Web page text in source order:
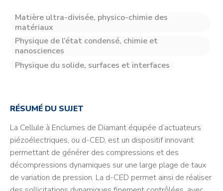
Matière ultra-divisée, physico-chimie des
matériaux
Physique de l’état condensé, chimie et
nanosciences
Physique du solide, surfaces et interfaces
RÉSUMÉ DU SUJET
La Cellule à Enclumes de Diamant équipée d’actuateurs
piézoélectriques, ou d-CED, est un dispositif innovant
permettant de générer des compressions et des
décompressions dynamiques sur une large plage de taux
de variation de pression. La d-CED permet ainsi de réaliser